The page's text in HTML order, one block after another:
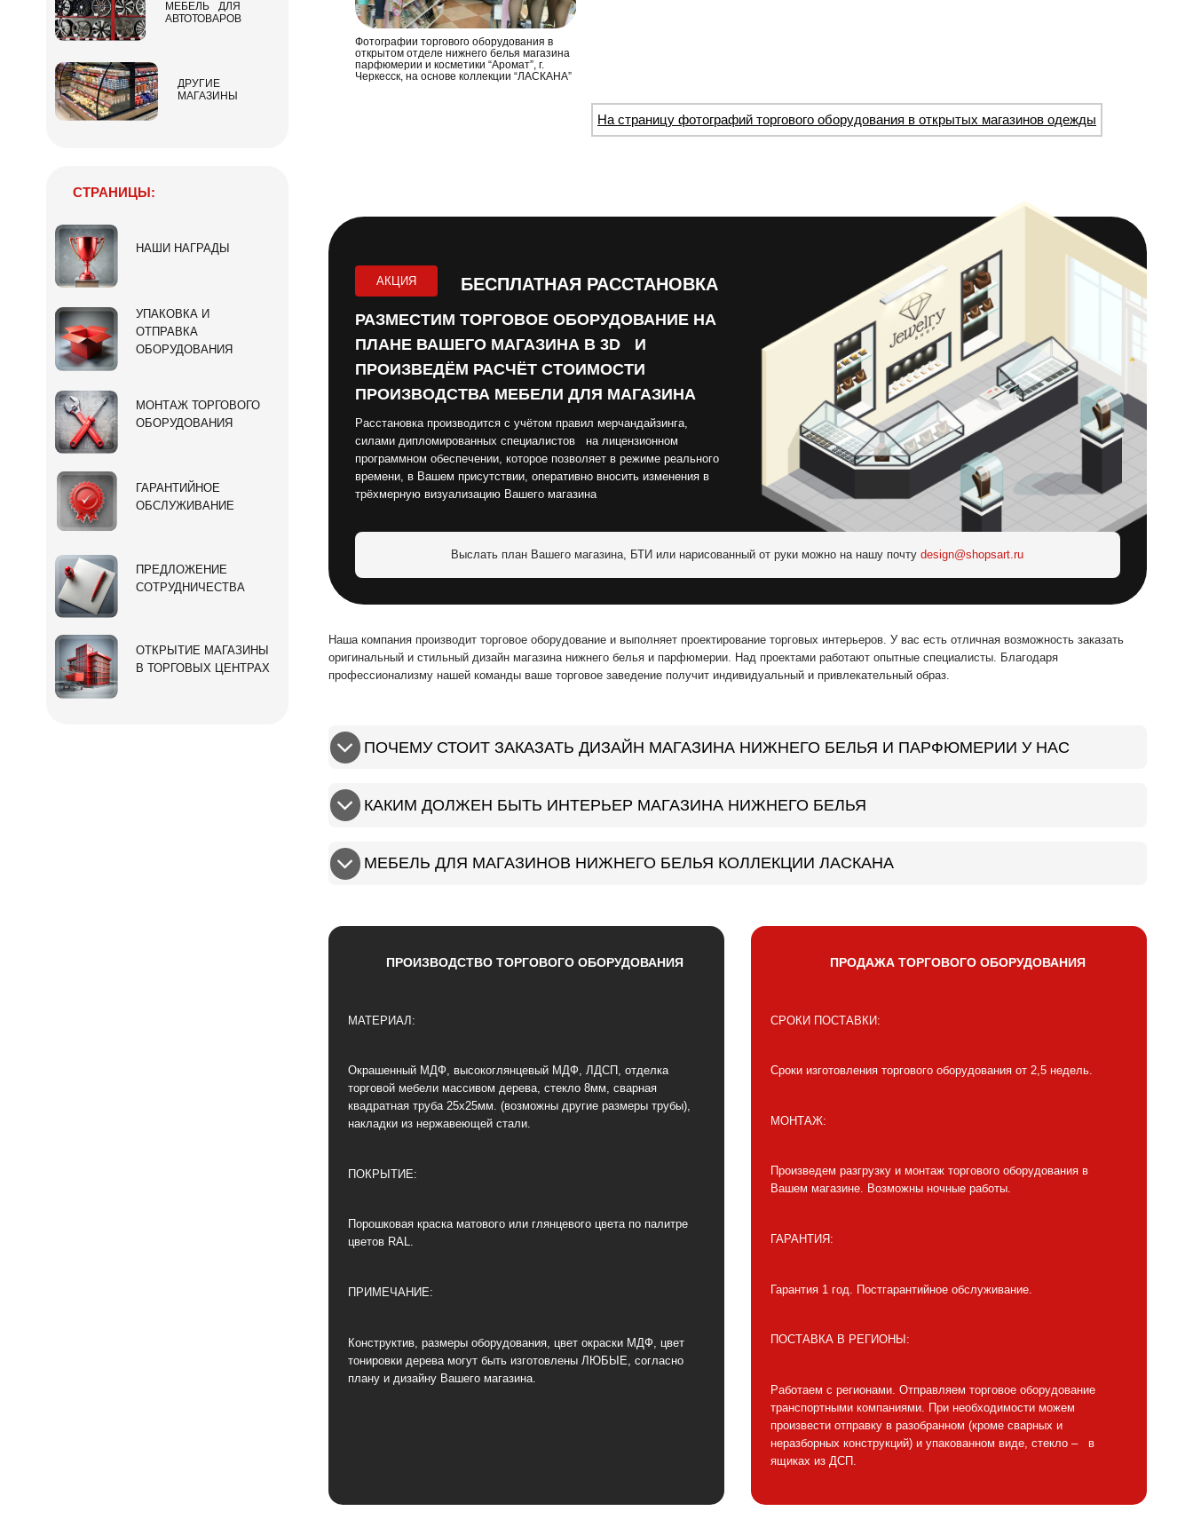
Фотографии торгового оборудования в
открытом отделе нижнего белья магазина
парфюмерии и косметики “Аромат”, г.
Черкесск, на основе коллекции “ЛАСКАНА”
На страницу фотографий торгового оборудования в открытых магазинов одежды
АКЦИЯ БЕСПЛАТНАЯ РАССТАНОВКА
РАЗМЕСТИМ ТОРГОВОЕ ОБОРУДОВАНИЕ НА
ПЛАНЕ ВАШЕГО МАГАЗИНА В 3D И
ПРОИЗВЕДЁМ РАСЧЁТ СТОИМОСТИ
ПРОИЗВОДСТВА МЕБЕЛИ ДЛЯ МАГАЗИНА
Расстановка производится с учётом правил мерчандайзинга,
силами дипломированных специалистов на лицензионном
программном обеспечении, которое позволяет в режиме реального
времени, в Вашем присутствии, оперативно вносить изменения в
трёхмерную визуализацию Вашего магазина
Выслать план Вашего магазина, БТИ или нарисованный от руки можно на нашу почтуdesign@shopsart.ru
Наша компания производит торговое оборудование и выполняет проектирование торговых интерьеров. У вас есть отличная возможность заказать
оригинальный и стильный дизайн магазина нижнего белья и парфюмерии. Над проектами работают опытные специалисты. Благодаря
профессионализму нашей команды ваше торговое заведение получит индивидуальный и привлекательный образ.
ПОЧЕМУ СТОИТ ЗАКАЗАТЬ ДИЗАЙН МАГАЗИНА НИЖНЕГО БЕЛЬЯ И ПАРФЮМЕРИИ У НАС
КАКИМ ДОЛЖЕН БЫТЬ ИНТЕРЬЕР МАГАЗИНА НИЖНЕГО БЕЛЬЯ
МЕБЕЛЬ ДЛЯ МАГАЗИНОВ НИЖНЕГО БЕЛЬЯ КОЛЛЕКЦИИ ЛАСКАНА
ПРОИЗВОДСТВО ТОРГОВОГО ОБОРУДОВАНИЯ
МАТЕРИАЛ:
Окрашенный МДФ, высокоглянцевый МДФ, ЛДСП, отделка
торговой мебели массивом дерева, стекло 8мм, сварная
квадратная труба 25х25мм. (возможны другие размеры трубы),
накладки из нержавеющей стали.
ПОКРЫТИЕ:
Порошковая краска матового или глянцевого цвета по палитре
цветов RAL.
ПРИМЕЧАНИЕ:
Конструктив, размеры оборудования, цвет окраски МДФ, цвет
тонировки дерева могут быть изготовлены ЛЮБЫЕ, согласно
плану и дизайну Вашего магазина.
ПРОДАЖА ТОРГОВОГО ОБОРУДОВАНИЯ
СРОКИ ПОСТАВКИ:
Сроки изготовления торгового оборудования от 2,5 недель.
МОНТАЖ:
Произведем разгрузку и монтаж торгового оборудования в
Вашем магазине. Возможны ночные работы.
ГАРАНТИЯ:
Гарантия 1 год. Постгарантийное обслуживание.
ПОСТАВКА В РЕГИОНЫ:
Работаем с регионами. Отправляем торговое оборудование
транспортными компаниями. При необходимости можем
произвести отправку в разобранном (кроме сварных и
неразборных конструкций) и упакованном виде, стекло – в
ящиках из ДСП.
МЕБЕЛЬ ДЛЯ
АВТОТОВАРОВ
ДРУГИЕ
МАГАЗИНЫ
СТРАНИЦЫ:
НАШИ НАГРАДЫ
УПАКОВКА И
ОТПРАВКА
ОБОРУДОВАНИЯ
МОНТАЖ ТОРГОВОГО
ОБОРУДОВАНИЯ
ГАРАНТИЙНОЕ
ОБСЛУЖИВАНИЕ
ПРЕДЛОЖЕНИЕ
СОТРУДНИЧЕСТВА
ОТКРЫТИЕ МАГАЗИНЫ
В ТОРГОВЫХ ЦЕНТРАХ